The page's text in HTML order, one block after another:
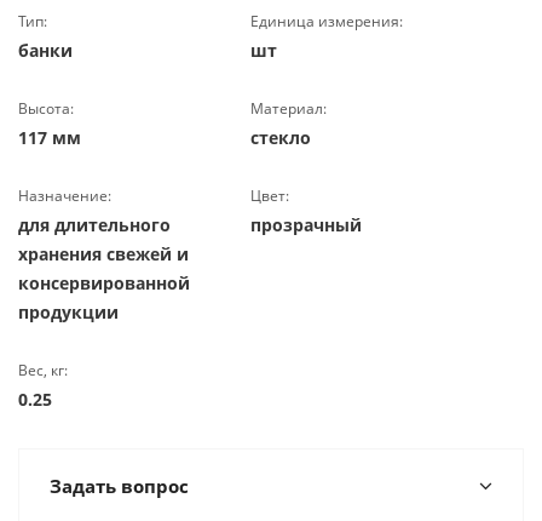
Тип:
банки
Единица измерения:
шт
Высота:
117 мм
Материал:
стекло
Назначение:
для длительного
хранения свежей и
консервированной
продукции
Цвет:
прозрачный
Вес, кг:
0.25
Задать вопрос